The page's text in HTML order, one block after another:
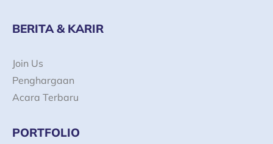
BERITA & KARIR
Join Us
Penghargaan
Acara Terbaru
PORTFOLIO